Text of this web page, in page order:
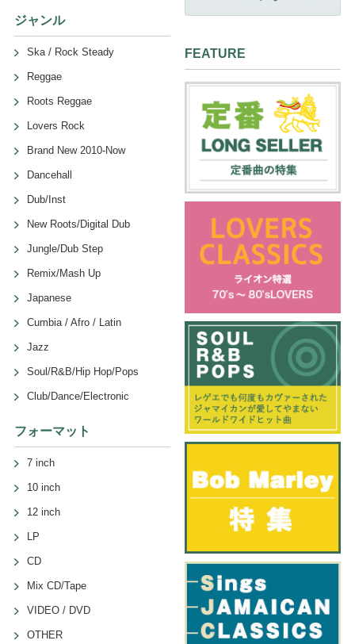
ジャンル
Ska / Rock Steady
Reggae
Roots Reggae
Lovers Rock
Brand New 2010-Now
Dancehall
Dub/Inst
New Roots/Digital Dub
Jungle/Dub Step
Remix/Mash Up
Japanese
Cumbia / Afro / Latin
Jazz
Soul/R&B/Hip Hop/Pops
Club/Dance/Electronic
フォーマット
7 inch
10 inch
12 inch
LP
CD
Mix CD/Tape
VIDEO / DVD
OTHER
FEATURE